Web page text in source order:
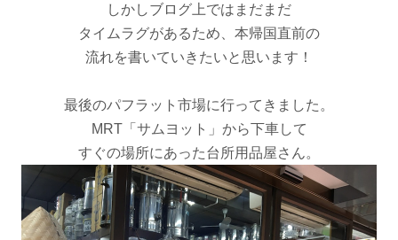
しかしブログ上ではまだまだ
タイムラグがあるため、本帰国直前の
流れを書いていきたいと思います！
最後のパフラット市場に行ってきました。
MRT「サムヨット」から下車して
すぐの場所にあった台所用品屋さん。